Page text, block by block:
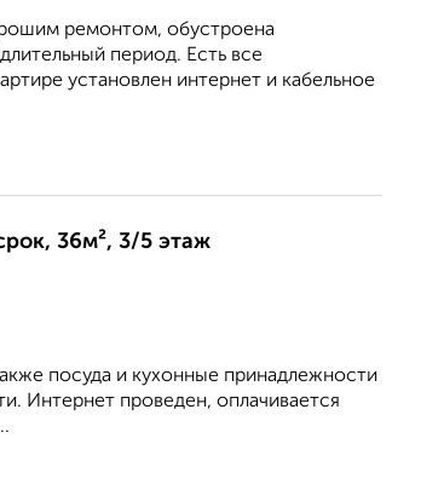
ремонтом, обустроена
период. Есть все
установлен интернет и кабельное
36м², 3/5 этаж
посуда и кухонные принадлежности
Интернет проведен, оплачивается